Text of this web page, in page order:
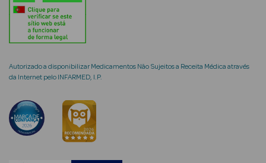
Ver Tudo
Cosmética
Rosto
Creme de Olhos
Autorizado a disponibilizar Medicamentos Não Sujeitos a Receita Médica através
da Internet pelo INFARMED, I.P.